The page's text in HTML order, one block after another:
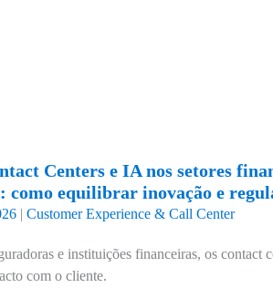
Centers e IA nos setores
como equilibrar inovação e
| Customer Experience & Call Center
e instituições financeiras, os contact
com o cliente.